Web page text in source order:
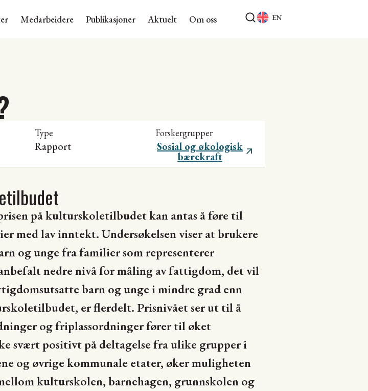
Medarbeidere Publikasjoner Aktuelt Om oss EN
Type
Rapport
Forskergrupper
Sosial og økologisk
bærekraft
på kulturskoletilbudet kan antas å føre til
med lav inntekt. Undersøkelsen viser at brukere
og unge fra familier som representerer
nedre nivå for måling av fattigdom, det vil
barn og unge i mindre grad enn
er flerdelt. Prisnivået ser ut til å
og friplassordninger fører til øket
svært positivt på deltagelse fra ulike grupper i
og øvrige kommunale etater, øker muligheten
kulturskolen, barnehagen, grunnskolen og